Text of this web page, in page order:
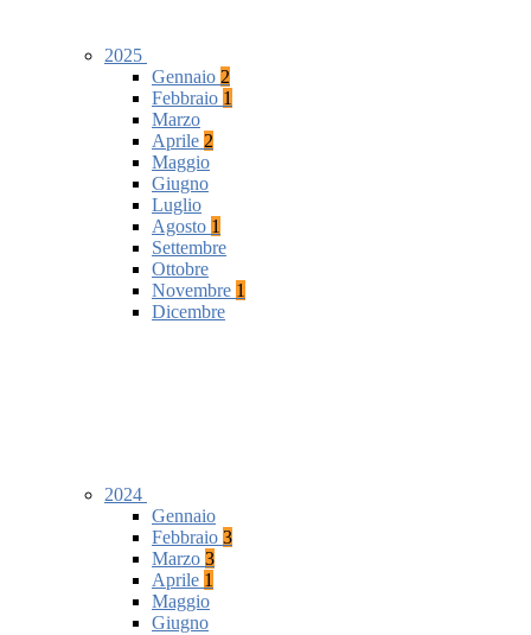
2025
Gennaio 2
Febbraio 1
Marzo
Aprile 2
Maggio
Giugno
Luglio
Agosto 1
Settembre
Ottobre
Novembre 1
Dicembre
2024
Gennaio
Febbraio 3
Marzo 3
Aprile 1
Maggio
Giugno